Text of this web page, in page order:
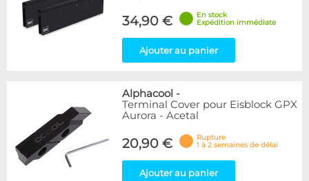
34,90 €
En stock
Expédition immédiate
Ajouter au panier
Alphacool -
Terminal Cover pour Eisblock GPX
Aurora - Acetal
20,90 €
Rupture
1 à 2 semaines de délai
Ajouter au panier